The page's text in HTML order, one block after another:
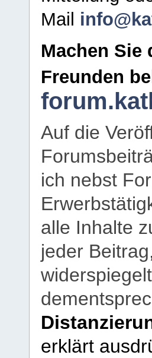
Mail
Machen Sie
Freunden
Auf die
ich nebst
alle Inhalte
jeder
erklärt